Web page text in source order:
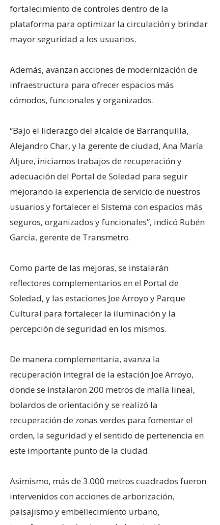
fortalecimiento de controles dentro de la
plataforma para optimizar la circulación y brindar
mayor seguridad a los usuarios.
Además, avanzan acciones de modernización de
infraestructura para ofrecer espacios más
cómodos, funcionales y organizados.
“Bajo el liderazgo del alcalde de Barranquilla,
Alejandro Char, y la gerente de ciudad, Ana María
Aljure, iniciamos trabajos de recuperación y
adecuación del Portal de Soledad para seguir
mejorando la experiencia de servicio de nuestros
usuarios y fortalecer el Sistema con espacios más
seguros, organizados y funcionales”, indicó Rubén
García, gerente de Transmetro.
Como parte de las mejoras, se instalarán
reflectores complementarios en el Portal de
Soledad, y las estaciones Joe Arroyo y Parque
Cultural para fortalecer la iluminación y la
percepción de seguridad en los mismos.
De manera complementaria, avanza la
recuperación integral de la estación Joe Arroyo,
donde se instalaron 200 metros de malla lineal,
bolardos de orientación y se realizó la
recuperación de zonas verdes para fomentar el
orden, la seguridad y el sentido de pertenencia en
este importante punto de la ciudad.
Asimismo, más de 3.000 metros cuadrados fueron
intervenidos con acciones de arborización,
paisajismo y embellecimiento urbano,